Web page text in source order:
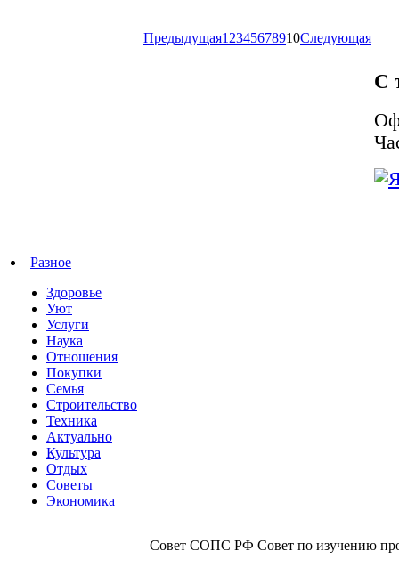
Предыдущая1 2345678910Следующая
С
Разное
Здоровье
Уют
Услуги
Наука
Отношения
Покупки
Семья
Строительство
Техника
Актуально
Культура
Отдых
Советы
Экономика
Совет СОПС РФ Совет по изучению